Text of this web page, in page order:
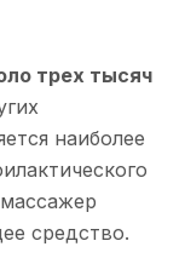
трех тысяч
наиболее
средство.